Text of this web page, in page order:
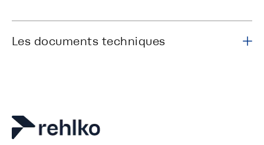
Les documents techniques